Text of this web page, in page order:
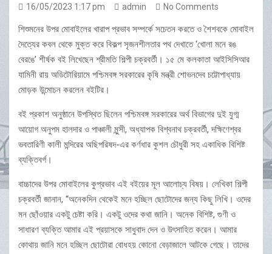
16/05/2023 1:17 pm admin No Comments
শিশুমনের উপর মোবাইলের খারাপ প্রভাব সম্পর্কে সচেতন করতে ও শৈশবকে মোবাইল
দৈত্যের কবল থেকে মুক্ত করে বিকল্প সৃজনশীলতার পথ দেখাতে ‘খোলা মনে রঙ
বেরঙে’ শীর্ষক বই লিখেছেন শ্রীমতি শিল্পী চক্রবর্তী। ১৫ মে কলকাতা আইসিসিআর
যামিনী রায় অডিটোরিয়ামে পশ্চিমবঙ্গ সরকারের কৃষি মন্ত্রী শোভনদেব চট্টোপাধ্যায়
মোড়ক উন্মোচন করলেন বইটির।
বই প্রকাশ অনুষ্ঠানে উপস্থিত ছিলেন পশ্চিমবঙ্গ সরকারের অর্থ বিভাগের দুই যুগ্ম
আয়োগ অনুপম হালদার ও পাঞ্চালী মুন্সী, অধ্যাপক বিশ্বনাথ চক্রবর্তী, দক্ষিণেশ্বর
ভবতারিণী কালী মন্দিরের অছিপরিষদ-এর কর্ণধার কুশল চৌধুরী সহ একাধিক বিশিষ্ট
ব্যক্তিবর্গ।
বাচ্চাদের উপর মোবাইলের কুপ্রভাব এই বইয়ের মূল আলোচ্য বিষয়। লেখিকা শিল্পী
চক্রবর্তী জানান, “অনেকদিন থেকেই মনে হচ্ছিল ছোটোদের জন্য কিছু লিখি। ওদের
মন ছোঁওয়ার একটু চেষ্টা করি। একটু ওদের কথা জানি। অনেক বিশিষ্ট, গুণী ও
সাধারণ ব্যক্তি আমার এই প্রয়াসকে সাধুবাদ দেন ও উৎসাহিত করেন। আমার
কোথায় জানি মনে হচ্ছিল ছোটোরা বোধহয় কোনো বেড়াজালে আটকে গেছে। তাদের